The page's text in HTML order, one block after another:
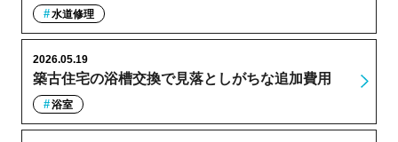
水道修理
築古住宅の浴槽交換で見落としがちな追加費用
2026.05.19
浴室